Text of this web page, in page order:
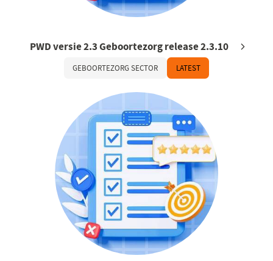
PWD versie 2.3 Geboortezorg release 2.3.10
GEBOORTEZORG SECTOR LATEST